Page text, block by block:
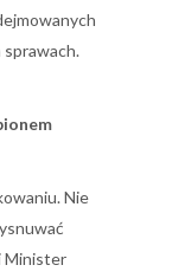
sprawach.
Nie
Minister